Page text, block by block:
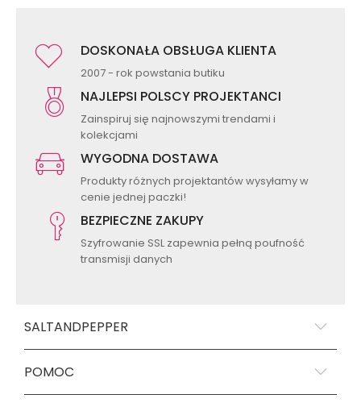
DOSKONAŁA OBSŁUGA KLIENTA
2007 - rok powstania butiku
NAJLEPSI POLSCY PROJEKTANCI
Zainspiruj się najnowszymi trendami i
kolekcjami
WYGODNA DOSTAWA
Produkty różnych projektantów wysyłamy w
cenie jednej paczki!
BEZPIECZNE ZAKUPY
Szyfrowanie SSL zapewnia pełną poufność
transmisji danych
SALTANDPEPPER
POMOC